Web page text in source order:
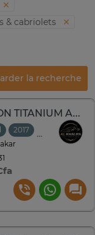
& cabriolets
la recherche
FORD FUSION TITANIUM Année : *2017
2017
Automatique